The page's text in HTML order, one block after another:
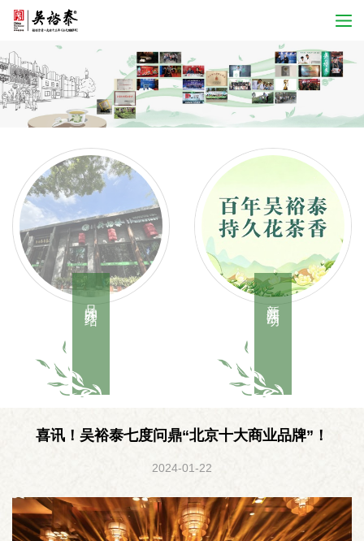
品牌介绍 新闻活动
喜讯！吴裕泰七度问鼎“北京十大商业品牌”！
2024-01-22